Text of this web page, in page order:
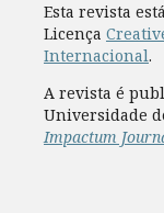
Esta revista
Licença
Internacional.
A revista é
Universidade
Impactum